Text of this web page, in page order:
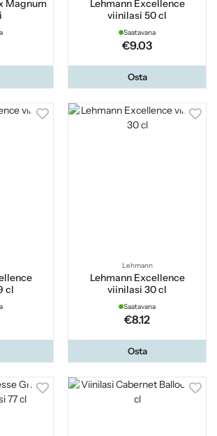
Magnum
Lehmann Excellence
viinilasi 50 cl
Saatavana
€9.03
Osta
cl
Lehmann
Lehmann Excellence
viinilasi 30 cl
Saatavana
€8.12
Osta